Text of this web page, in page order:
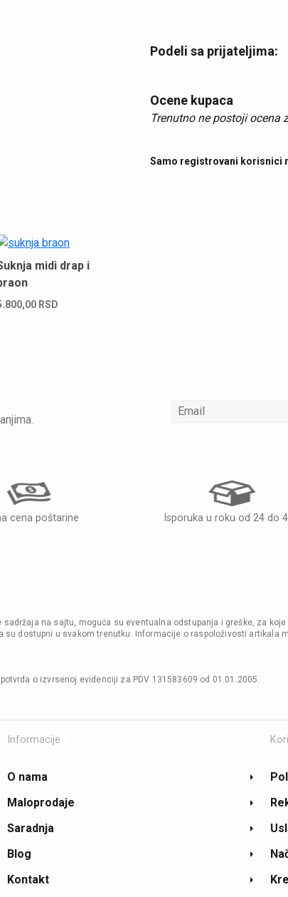
Podeli sa prijateljima:
Ocene kupaca
Trenutno ne postoji ocena
Samo registrovani korisnici
midi drap i
RSD
cena poštarine Isporuka u roku od 24 do
na sajtu, moguća su eventualna odstupanja i greške, za
su dostupni u svakom trenutku. Informacije o raspoloživosti artikala
potvrda o izvrsenoj evidenciji za PDV 131583609 od 01.01.2005.
Informacije
O nama
Maloprodaje
Saradnja
Blog
Kontakt